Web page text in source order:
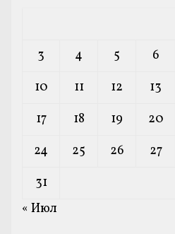
3
4 5 6
10
11 12 13
17
18 19 20
24
25 26 27
31
« Июл